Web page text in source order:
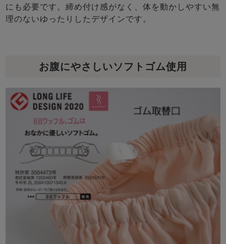
にも必要です。締め付け感がなく、体を動かしやすい無
理のないゆったりしたデザインです。
お腹にやさしいソフトゴム使用